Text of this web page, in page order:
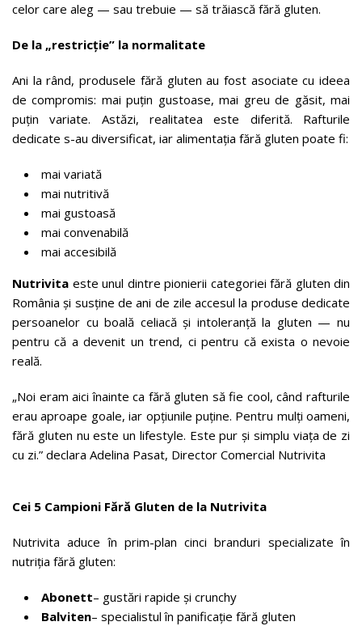
celor care aleg — sau trebuie — să trăiască fără gluten.
De la „restricție” la normalitate
Ani la rând, produsele fără gluten au fost asociate cu ideea
de compromis: mai puțin gustoase, mai greu de găsit, mai
puțin variate. Astăzi, realitatea este diferită. Rafturile
dedicate s-au diversificat, iar alimentația fără gluten poate fi:
mai variată
mai nutritivă
mai gustoasă
mai convenabilă
mai accesibilă
Nutrivita este unul dintre pionierii categoriei fără gluten din
România și susține de ani de zile accesul la produse dedicate
persoanelor cu boală celiacă și intoleranță la gluten — nu
pentru că a devenit un trend, ci pentru că exista o nevoie
reală.
„Noi eram aici înainte ca fără gluten să fie cool, când rafturile
erau aproape goale, iar opțiunile puține. Pentru mulți oameni,
fără gluten nu este un lifestyle. Este pur și simplu viața de zi
cu zi.” declara Adelina Pasat, Director Comercial Nutrivita
Cei 5 Campioni Fără Gluten de la Nutrivita
Nutrivita aduce în prim-plan cinci branduri specializate în
nutriția fără gluten:
Abonett– gustări rapide și crunchy
Balviten– specialistul în panificație fără gluten